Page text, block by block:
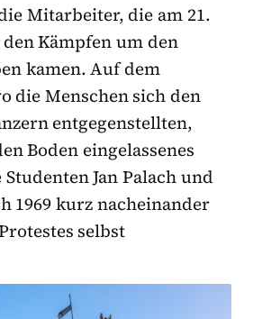
Mitarbeiter, die am 21.
Kämpfen um den
kamen. Auf dem
die Menschen sich den
entgegenstellten,
Boden eingelassenes
Jan Palach und
1969 kurz nacheinander
selbst